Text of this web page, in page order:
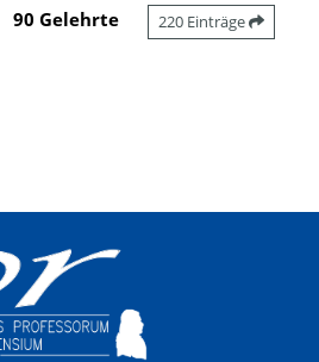
90 Gelehrte 220 Einträge